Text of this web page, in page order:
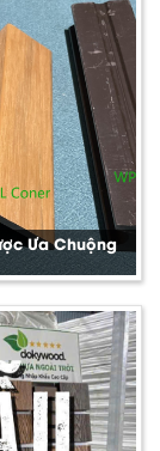
Ưa Chuộng